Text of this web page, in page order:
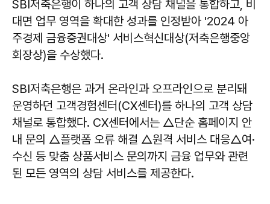
SBI저축은행이 하나의 고객 상담 채널을 통합하고, 비
대면 업무 영역을 확대한 성과를 인정받아 '2024 아
주경제 금융증권대상' 서비스혁신대상(저축은행중앙
회장상)을 수상했다.
SBI저축은행은 과거 온라인과 오프라인으로 분리돼
운영하던 고객경험센터(CX센터)를 하나의 고객 상담
채널로 통합했다. CX센터에서는 △단순 홈페이지 안
내 문의 △플랫폼 오류 해결 △원격 서비스 대응△여·
수신 등 맞춤 상품서비스 문의까지 금융 업무와 관련
된 모든 영역의 상담 서비스를 제공한다.